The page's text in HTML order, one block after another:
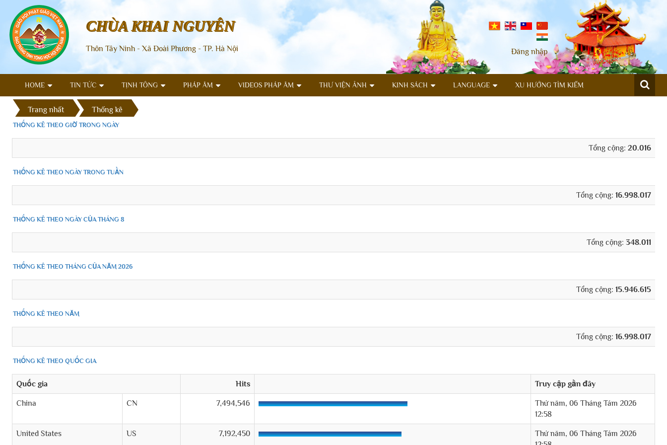
Đăng nhập
CHÙA KHAI NGUYÊN
Thôn Tây Ninh - Xã Đoài Phương - TP. Hà Nội
HOME TIN TỨC TỊNH TÔNG PHÁP ÂM VIDEOS PHÁP ÂM THƯ VIỆN ẢNH KINH SÁCH LANGUAGE XU HƯỚNG TÌM KIẾM
Trang nhất Thống kê
THỐNG KÊ THEO GIỜ TRONG NGÀY
Tổng cộng: 20.016
THỐNG KÊ THEO NGÀY TRONG TUẦN
Tổng cộng: 16.998.017
THỐNG KÊ THEO NGÀY CỦA THÁNG 8
Tổng cộng: 348.011
THỐNG KÊ THEO THÁNG CỦA NĂM 2026
Tổng cộng: 15.946.615
THỐNG KÊ THEO NĂM
Tổng cộng: 16.998.017
THỐNG KÊ THEO QUỐC GIA
Quốc gia Hits Truy cập gần đây
China CN 7,494,546
Thứ năm, 06 Tháng Tám 2026
12:58
United States US 7,192,450
Thứ năm, 06 Tháng Tám 2026